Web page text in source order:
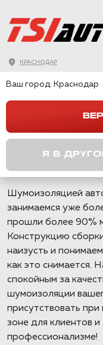
КРАСНОДАР
ШУМОИЗОЛЯЦИЯ АРОК
GEELY
Шумоизоляцией
занимаемся уже
прошли более 90%
Конструкцию
наизусть и
как это снимается.
спокойным за
шумоизоляции
присутствовать
зоне для клиентов
профессионализме!
Ваш город: Краснодар
Я В